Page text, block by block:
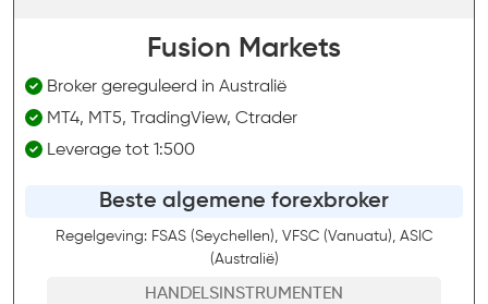
Fusion Markets
Broker gereguleerd in Australië
MT4, MT5, TradingView, Ctrader
Leverage tot 1:500
Beste algemene forexbroker
Regelgeving: FSAS (Seychellen), VFSC (Vanuatu), ASIC
(Australië)
HANDELSINSTRUMENTEN